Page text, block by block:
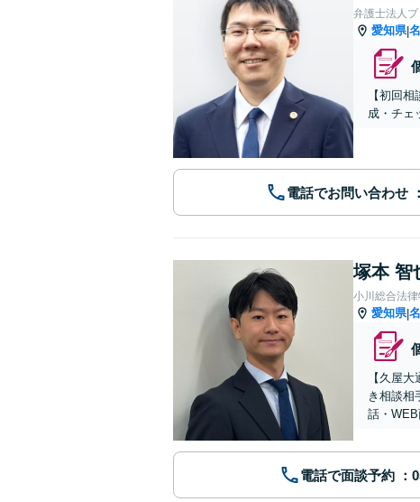
弁護士法人
愛知県|
【初回
成・チェ
電話でお問い合わせ
塚本 智
小川総合法
愛知県|
【久屋
き相談相
話・WEB
電話で面談予約